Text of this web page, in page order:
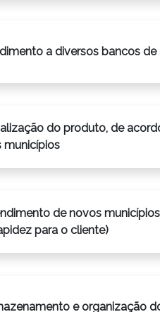
a diversos bancos de
do produto, de
municípios
de novos
para o cliente)
e organização